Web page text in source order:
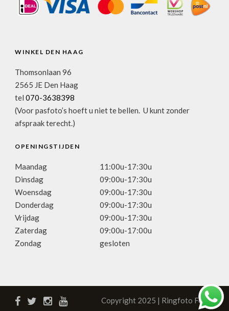
WINKEL DEN HAAG
Thomsonlaan 96
2565 JE Den Haag
tel 070-3638398
(Voor pasfoto’s hoeft u niet te bellen. U kunt zonder
afspraak terecht.)
OPENINGSTIJDEN
Maandag
11:00u-17:30u
Dinsdag
09:00u-17:30u
Woensdag
09:00u-17:30u
Donderdag
09:00u-17:30u
Vrijdag
09:00u-17:30u
Zaterdag
09:00u-17:00u
Zondag
gesloten
Copyright 2025 | Ringfoto Focus